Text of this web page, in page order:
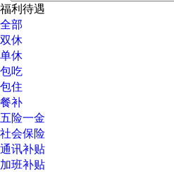
福利待遇
全部
双休
单休
包吃
包住
餐补
五险一金
社会保险
通讯补贴
加班补贴